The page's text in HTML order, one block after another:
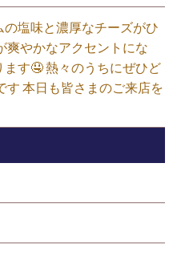
塩味と濃厚なチーズがひ
爽やかなアクセントにな
す🤤 熱々のうちにぜひど
す 本日も皆さまのご来店を